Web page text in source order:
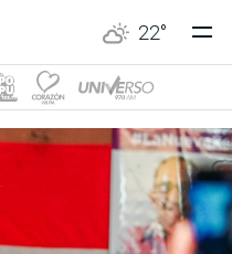
22°